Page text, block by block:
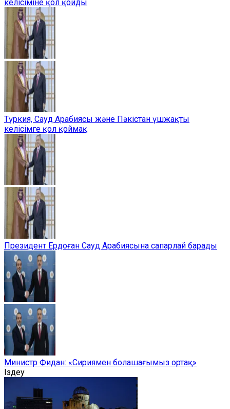
келісіміне қол қойды
Түркия, Сауд Арабиясы және Пәкістан үшжақты
келісімге қол қоймақ
Президент Ердоған Сауд Арабиясына сапарлай барады
Министр Фидан: «Сириямен болашағымыз ортақ»
Іздеу